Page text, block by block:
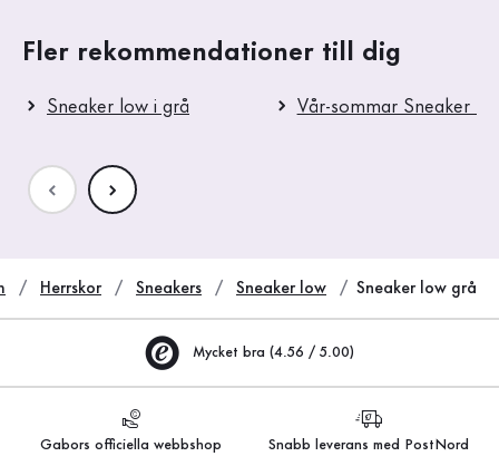
Fler rekommendationer till dig
Sneaker low i grå Vår-sommar Sneaker
Herrskor Sneakers Sneaker low Sneaker low grå
Mycket bra (4.56 / 5.00)
Gabors officiella webbshop Snabb leverans med PostNord